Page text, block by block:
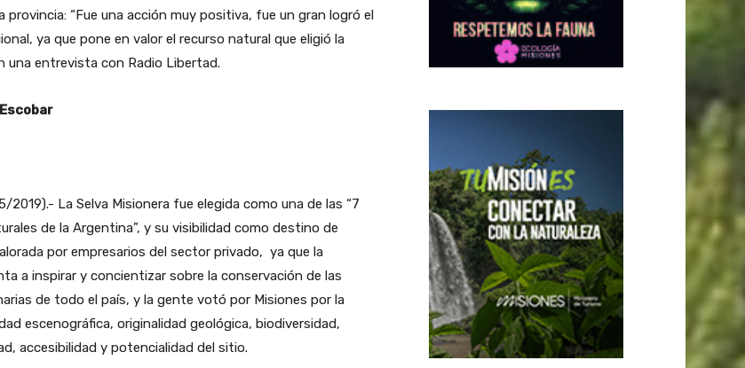
provincia: “Fue una acción muy positiva, fue un gran logró el
ya que pone en valor el recurso natural que eligió la
una entrevista con Radio Libertad.
2019).- La Selva Misionera fue elegida como una de las “7
de la Argentina”, y su visibilidad como destino de
por empresarios del sector privado, ya que la
a inspirar y concientizar sobre la conservación de las
de todo el país, y la gente votó por Misiones por la
escenográfica, originalidad geológica, biodiversidad,
accesibilidad y potencialidad del sitio.